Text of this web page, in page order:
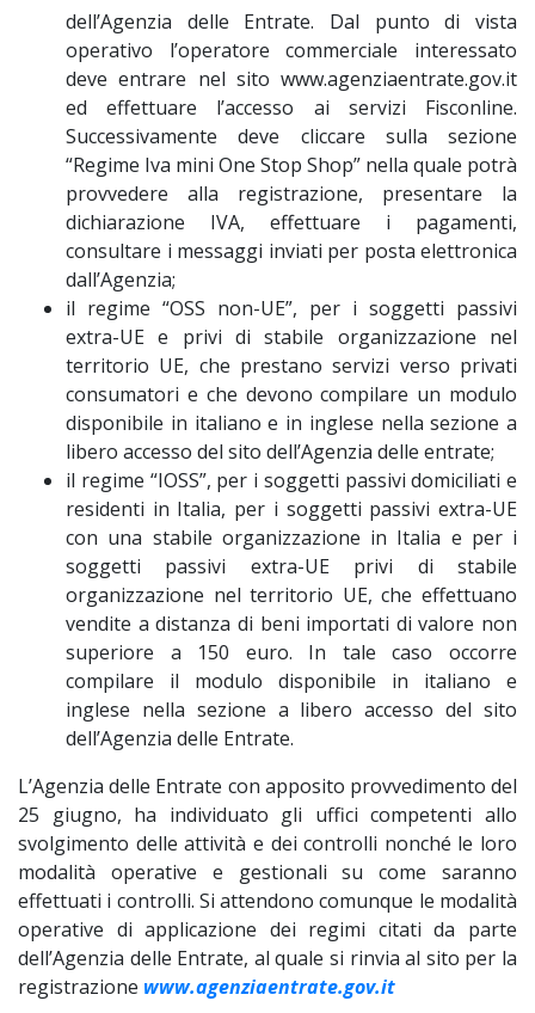
dell’Agenzia delle Entrate. Dal punto di vista
operativo l’operatore commerciale interessato
deve entrare nel sito www.agenziaentrate.gov.it
ed effettuare l’accesso ai servizi Fisconline.
Successivamente deve cliccare sulla sezione
“Regime Iva mini One Stop Shop” nella quale potrà
provvedere alla registrazione, presentare la
dichiarazione IVA, effettuare i pagamenti,
consultare i messaggi inviati per posta elettronica
dall’Agenzia;
il regime “OSS non-UE”, per i soggetti passivi
extra-UE e privi di stabile organizzazione nel
territorio UE, che prestano servizi verso privati
consumatori e che devono compilare un modulo
disponibile in italiano e in inglese nella sezione a
libero accesso del sito dell’Agenzia delle entrate;
il regime “IOSS”, per i soggetti passivi domiciliati e
residenti in Italia, per i soggetti passivi extra-UE
con una stabile organizzazione in Italia e per i
soggetti passivi extra-UE privi di stabile
organizzazione nel territorio UE, che effettuano
vendite a distanza di beni importati di valore non
superiore a 150 euro. In tale caso occorre
compilare il modulo disponibile in italiano e
inglese nella sezione a libero accesso del sito
dell’Agenzia delle Entrate.
L’Agenzia delle Entrate con apposito provvedimento del
25 giugno, ha individuato gli uffici competenti allo
svolgimento delle attività e dei controlli nonché le loro
modalità operative e gestionali su come saranno
effettuati i controlli. Si attendono comunque le modalità
operative di applicazione dei regimi citati da parte
dell’Agenzia delle Entrate, al quale si rinvia al sito per la
registrazione www.agenziaentrate.gov.it